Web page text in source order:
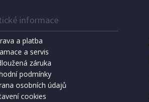
informace
a platba
a servis
záruka
podmínky
osobních údajů
cookies